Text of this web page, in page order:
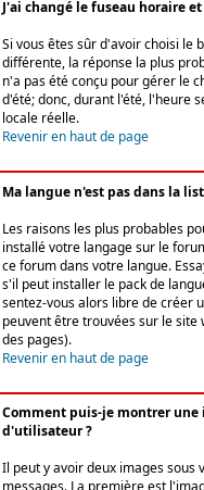
J'ai changé le fuseau horaire
Si vous êtes sûr d'avoir choisi le
différente, la réponse la plus
n'a pas été conçu pour gérer le
d'été; donc, durant l'été, l'heure
locale réelle.
Revenir en haut de page
Ma langue n'est pas dans la
Les raisons les plus probables
installé votre langage sur le
ce forum dans votre langue.
s'il peut installer le pack de
sentez-vous alors libre de créer
peuvent être trouvées sur le site
des pages).
Revenir en haut de page
Comment puis-je montrer une
d'utilisateur ?
Il peut y avoir deux images